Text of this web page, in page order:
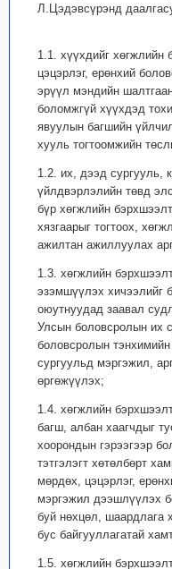
Л.Цэдэвсүрэнд
1.1. хүүхдийг хөгжлийн
цэцэрлэг, ерөнхий
эрүүл мэндийн
боломжгүй хүүхдэд
явуулын багшийн
хууль тогтоомжийн
1.2. их, дээд сургууль,
үйлдвэрлэлийн төвд
бүр хөгжлийн
хязгаарыг тогтоох,
ажилтан ажиллуулах
1.3. хөгжлийн
эзэмшүүлэх хичээлийг
оюутнуудад заавал
Улсын боловсролын их
боловсролын
сургуульд мэргэжил,
өргөжүүлэх;
1.4. хөгжлийн
багш, албан хаагчдыг
хоорондын гэрээгээр
тэтгэлэгт хөтөлбөрт
мөрдөх, цэцэрлэг,
мэргэжил дээшлүүлэх
буй нөхцөл, шаардлага
бус байгууллагатай
1.5. хөгжлийн